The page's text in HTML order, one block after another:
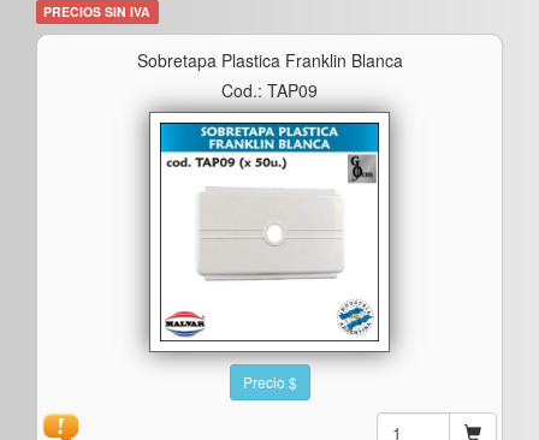
PRECIOS SIN IVA
Sobretapa Plastica Franklin Blanca
Cod.: TAP09
Precio $